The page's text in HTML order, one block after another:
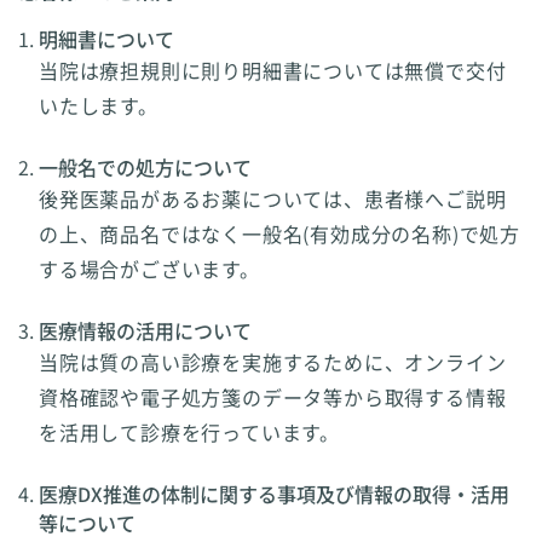
明細書について
当院は療担規則に則り明細書については無償で交付
いたします。
一般名での処方について
後発医薬品があるお薬については、患者様へご説明
の上、商品名ではなく一般名(有効成分の名称)で処方
する場合がございます。
医療情報の活用について
当院は質の高い診療を実施するために、オンライン
資格確認や電子処方箋のデータ等から取得する情報
を活用して診療を行っています。
医療DX推進の体制に関する事項及び情報の取得・活用
等について